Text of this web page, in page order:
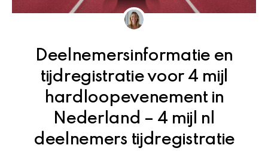
Deelnemersinformatie en
tijdregistratie voor 4 mijl
hardloopevenement in
Nederland – 4 mijl nl
deelnemers tijdregistratie